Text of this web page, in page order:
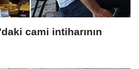
cami intiharının